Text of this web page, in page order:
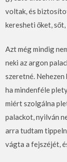
voltak, és
keresheti őket,
Azt még mindig
neki az argon
szeretné. Nehezen
ha mindenféle
miért szolgálna
palackot, nyilván
arra tudtam
vágta a fejszéjét,